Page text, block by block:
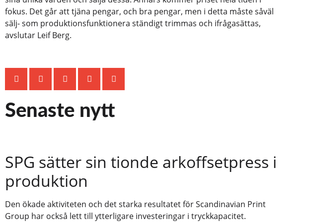
fokus. Det går att tjäna pengar, och bra pengar, men i detta måste såväl
sälj- som produktionsfunktionera ständigt trimmas och ifrågasättas,
avslutar Leif Berg.
Senaste nytt
SPG sätter sin tionde arkoffsetpress i
produktion
Den ökade aktiviteten och det starka resultatet för Scandinavian Print
Group har också lett till ytterligare investeringar i tryckkapacitet.